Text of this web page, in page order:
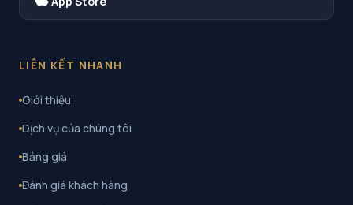
LIÊN KẾT NHANH
Giới thiệu
Dịch vụ của chúng tôi
Bảng giá
Đánh giá khách hàng